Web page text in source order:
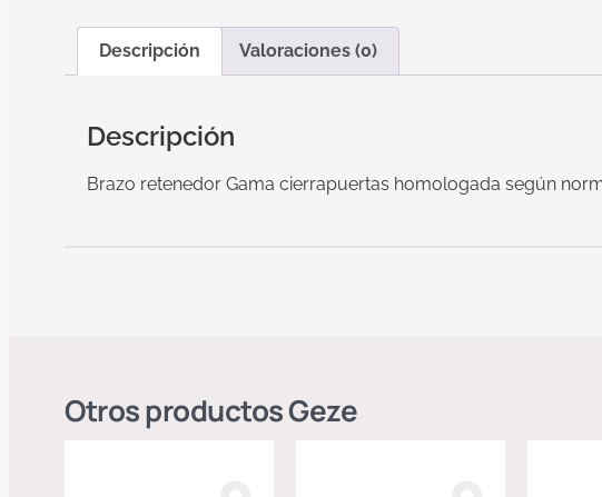
Descripción
Valoraciones (0)
Descripción
Brazo retenedor Gama cierrapuertas homologada según
Otros productosGeze